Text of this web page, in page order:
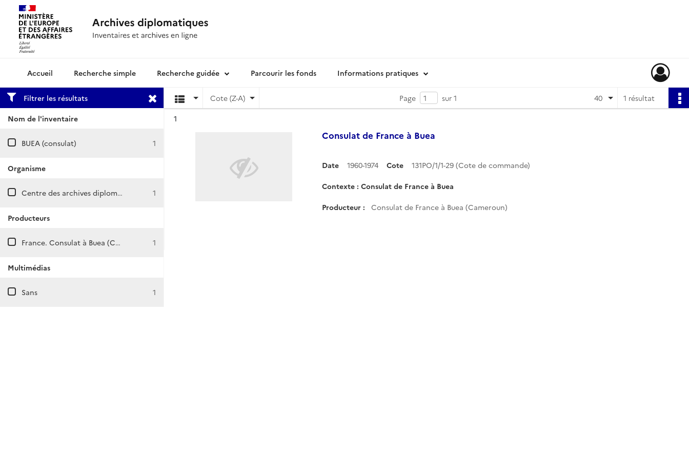
Archives diplomatiquesRecherche simple Recherche guidée Parcourir les fonds Informations pratiques
Filtrer les résultats
Nom de l'inventaire
BUEA (consulat) 1
Organisme
Centre des archives diplomatiques de Nantes 1
Producteurs
France. Consulat à Buea (Cameroun) 1
Multimédias
Sans 1
Cote (Z-A) Page sur 1 1 résultat
40
1
Consulat de France à Buea
Date 1960-1974 Cote 131PO/1/1-29 (Cote de commande)
Contexte : Consulat de France à Buea
Producteur : Consulat de France à Buea (Cameroun)